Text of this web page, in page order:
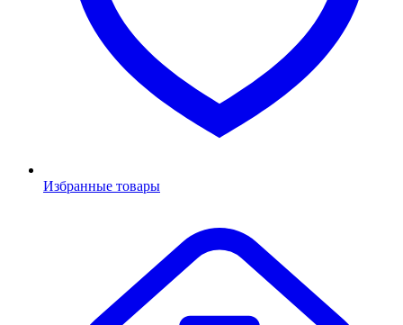
Избранные товары